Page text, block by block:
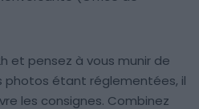
et pensez à vous munir de
photos étant réglementées, il
les consignes. Combinez